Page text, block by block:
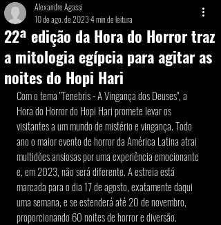
22ª edição da Hora do Horror traz
a mitologia egípcia para agitar as
noites do Hopi Hari
Alexandre Agassi
10 de ago. de 20234 min de leitura
Com o tema "Tenebris - A Vingança dos Deuses", a
Hora do Horror do Hopi Hari promete levar os
visitantes a um mundo de mistério e vingança. Todo
ano o maior evento de horror da América Latina atrai
multidões ansiosas por uma experiência emocionante
e, em 2023, não será diferente. A estreia está
marcada para o dia 17 de agosto, exatamente daqui
uma semana, e se estenderá até 20 de novembro,
proporcionando 60 noites de horror e diversão.